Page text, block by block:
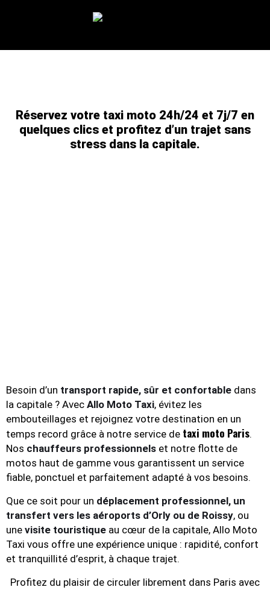
Réservez votre taxi moto 24h/24 et 7j/7 en
quelques clics et profitez d’un trajet sans
stress dans la capitale.
Besoin d’un transport rapide, sûr et confortable dans
la capitale ? Avec Allo Moto Taxi, évitez les
embouteillages et rejoignez votre destination en un
temps record grâce à notre service de taxi moto Paris.
Nos chauffeurs professionnels et notre flotte de
motos haut de gamme vous garantissent un service
fiable, ponctuel et parfaitement adapté à vos besoins.
Que ce soit pour un déplacement professionnel, un
transfert vers les aéroports d’Orly ou de Roissy, ou
une visite touristique au cœur de la capitale, Allo Moto
Taxi vous offre une expérience unique : rapidité, confort
et tranquillité d’esprit, à chaque trajet.
Profitez du plaisir de circuler librement dans Paris avec